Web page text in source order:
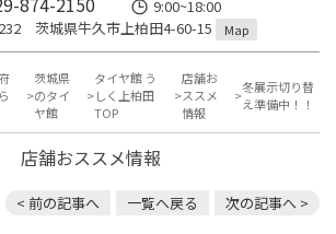
9:00~18:00
茨城県牛久市上柏田4-60-15
Map
茨城県
のタイ
ヤ館
タイヤ館 う
しく上柏田
TOP
店舗お
ススメ
情報
冬展示切り替
え準備中！！
店舗おススメ情報
< 前の記事へ 一覧へ戻る 次の記事へ >